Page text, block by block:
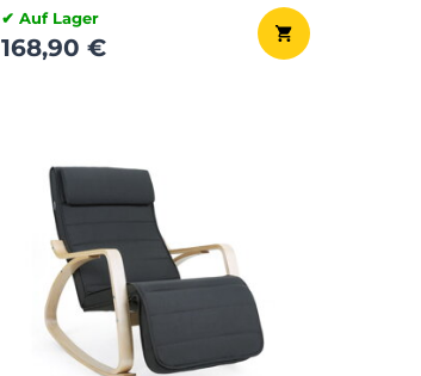
✔ Auf Lager
168,90 €